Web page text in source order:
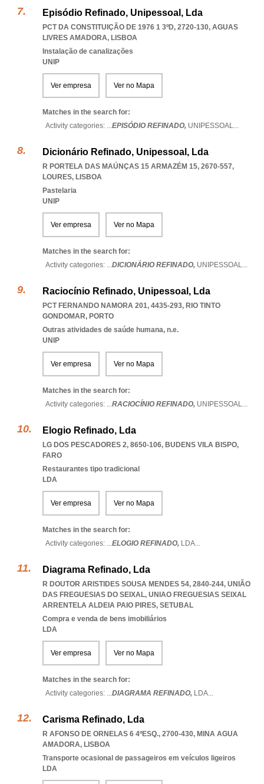
Episódio Refinado, Unipessoal, Lda
PCT DA CONSTITUIÇÃO DE 1976 1 3ºD, 2720-130, AGUAS
LIVRES AMADORA, LISBOA
Instalação de canalizações
UNIP
Ver empresa Ver no Mapa
Matches in the search for:
Activity categories: ...EPISÓDIO REFINADO, UNIPESSOAL...
Dicionário Refinado, Unipessoal, Lda
R PORTELA DAS MAÚNÇAS 15 ARMAZÉM 15, 2670-557,
LOURES, LISBOA
Pastelaria
UNIP
Ver empresa Ver no Mapa
Matches in the search for:
Activity categories: ...DICIONÁRIO REFINADO, UNIPESSOAL...
Raciocínio Refinado, Unipessoal, Lda
PCT FERNANDO NAMORA 201, 4435-293, RIO TINTO
GONDOMAR, PORTO
Outras atividades de saúde humana, n.e.
UNIP
Ver empresa Ver no Mapa
Matches in the search for:
Activity categories: ...RACIOCÍNIO REFINADO, UNIPESSOAL...
Elogio Refinado, Lda
LG DOS PESCADORES 2, 8650-106, BUDENS VILA BISPO,
FARO
Restaurantes tipo tradicional
LDA
Ver empresa Ver no Mapa
Matches in the search for:
Activity categories: ...ELOGIO REFINADO, LDA...
Diagrama Refinado, Lda
R DOUTOR ARISTIDES SOUSA MENDES 54, 2840-244, UNIÃO
DAS FREGUESIAS DO SEIXAL, UNIAO FREGUESIAS SEIXAL
ARRENTELA ALDEIA PAIO PIRES, SETUBAL
Compra e venda de bens imobiliários
LDA
Ver empresa Ver no Mapa
Matches in the search for:
Activity categories: ...DIAGRAMA REFINADO, LDA...
Carisma Refinado, Lda
R AFONSO DE ORNELAS 6 4ºESQ., 2700-430, MINA AGUA
AMADORA, LISBOA
Transporte ocasional de passageiros em veículos ligeiros
LDA